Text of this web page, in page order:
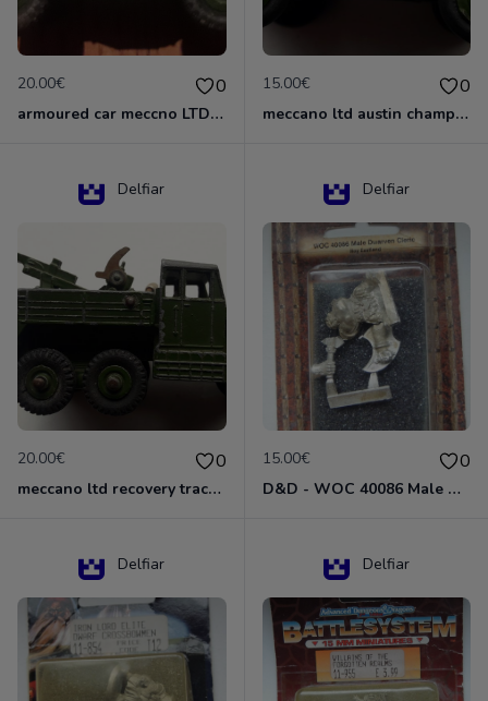
20.00€ 0
armoured car meccno LTD N°670
15.00€ 0
meccano ltd austin champ N°674
Delfiar
20.00€ 0
meccano ltd recovery tractor N°661
Delfiar
15.00€ 0
D&D - WOC 40086 Male Dwarven Cleric Miniature - Donjons Dragons
Delfiar Delfiar